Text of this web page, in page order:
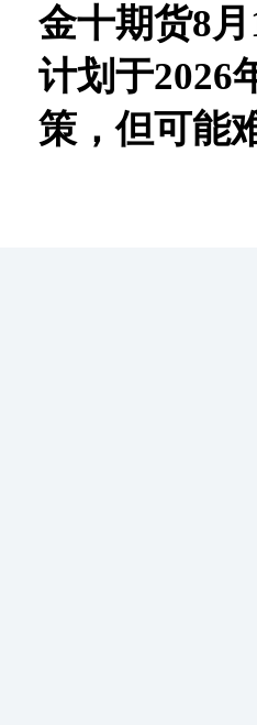
金十期货8
计划于2026
策，但可能